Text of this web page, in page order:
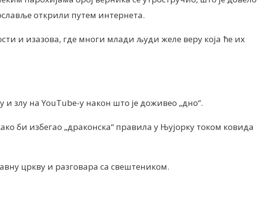
открили путем интернета.
и изазова, где многи млади људи желе веру која ће их
злу на YouTube-у након што је доживео „дно“.
би избегао „драконска“ правила у Њујорку током ковида
цркву и разговара са свештеником.